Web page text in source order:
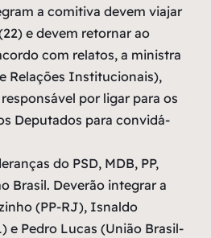
a comitiva devem viajar
e devem retornar ao
com relatos, a ministra
Relações Institucionais),
por ligar para os
Deputados para convidá-
do PSD, MDB, PP,
Brasil. Deverão integrar a
(PP-RJ), Isnaldo
e Pedro Lucas (União Brasil-